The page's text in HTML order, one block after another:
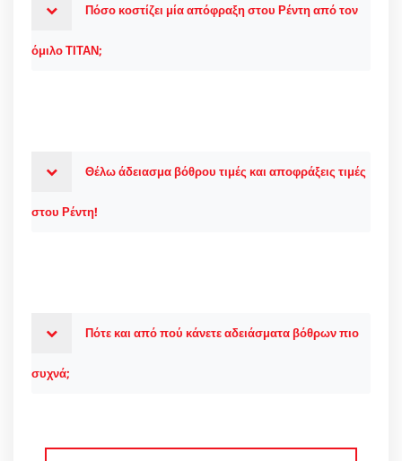
Πόσο κοστίζει μία απόφραξη στου Ρέντη από τον
όμιλο ΤΙΤΑΝ;
Θέλω άδειασμα βόθρου τιμές και αποφράξεις τιμές
στου Ρέντη!
Πότε και από πού κάνετε αδειάσματα βόθρων πιο
συχνά;